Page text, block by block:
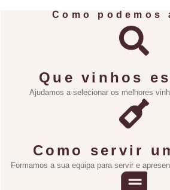
Como podemos
Que vinhos
Ajudamos a selecionar os melhores
Como servir
Formamos a sua equipa para servir e